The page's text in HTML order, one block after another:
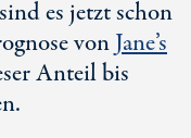
es jetzt schon
vonJane’s
Anteil bis